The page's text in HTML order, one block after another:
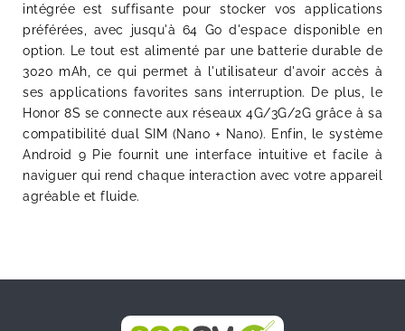
intégrée est suffisante pour stocker vos applications
préférées, avec jusqu'à 64 Go d'espace disponible en
option. Le tout est alimenté par une batterie durable de
3020 mAh, ce qui permet à l'utilisateur d'avoir accès à
ses applications favorites sans interruption. De plus, le
Honor 8S se connecte aux réseaux 4G/3G/2G grâce à sa
compatibilité dual SIM (Nano + Nano). Enfin, le système
Android 9 Pie fournit une interface intuitive et facile à
naviguer qui rend chaque interaction avec votre appareil
agréable et fluide.